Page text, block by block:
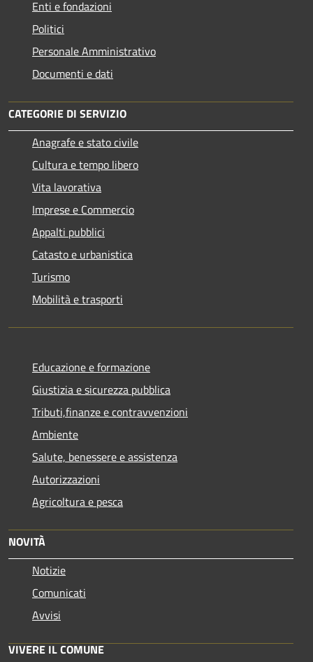
Enti e fondazioni
Politici
Personale Amministrativo
Documenti e dati
CATEGORIE DI SERVIZIO
Anagrafe e stato civile
Cultura e tempo libero
Vita lavorativa
Imprese e Commercio
Appalti pubblici
Catasto e urbanistica
Turismo
Mobilità e trasporti
Educazione e formazione
Giustizia e sicurezza pubblica
Tributi,finanze e contravvenzioni
Ambiente
Salute, benessere e assistenza
Autorizzazioni
Agricoltura e pesca
NOVITÀ
Notizie
Comunicati
Avvisi
VIVERE IL COMUNE